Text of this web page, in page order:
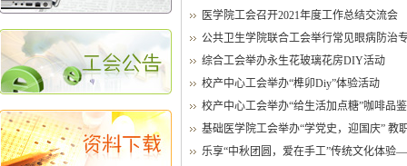
医学院工会召开2021年度工作总结交流会
公共卫生学院联合工会举行常见眼病防治
综合工会举办永生花玻璃花房DIY活动
校产中心工会举办“榫卯Diy”体验活动
校产中心工会举办“给生活加点糖”咖啡品
基础医学院工会举办“学党史，迎国庆” 教
乐享“中秋团圆，爱在手工”传统文化体